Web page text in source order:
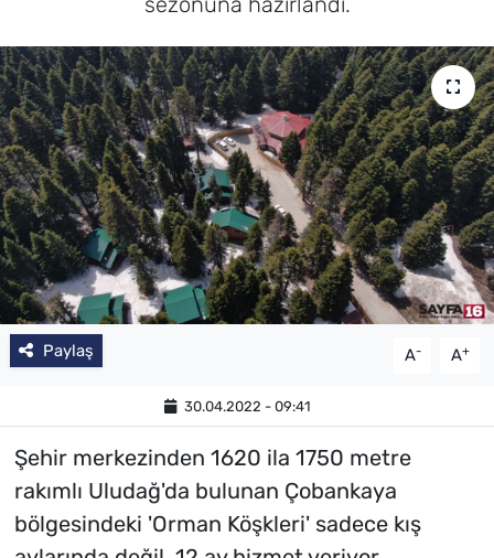
Paylaş A- A+
30.04.2022 - 09:41
Şehir merkezinden 1620 ila 1750 metre
rakımlı Uludağ'da bulunan Çobankaya
bölgesindeki 'Orman Köşkleri' sadece kış